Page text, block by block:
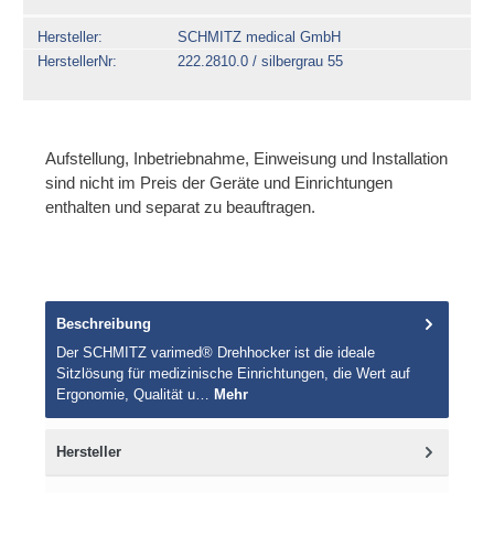
Hersteller
SCHMITZ medical GmbH
HerstellerNr
222.2810.0 / silbergrau 55
Aufstellung, Inbetriebnahme, Einweisung und Installation
sind nicht im Preis der Geräte und Einrichtungen
enthalten und separat zu beauftragen.
Beschreibung
Der SCHMITZ varimed® Drehhocker ist die ideale
Sitzlösung für medizinische Einrichtungen, die Wert auf
Ergonomie, Qualität u…
Mehr
Hersteller